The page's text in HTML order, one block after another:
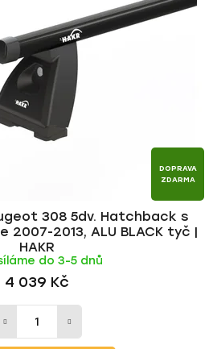
DOPRAVA
ZDARMA
308 5dv. Hatchback s
2007-2013, ALU BLACK tyč |
HAKR
do 3-5 dnů
4 039 Kč